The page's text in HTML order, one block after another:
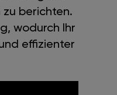
berichten.
wodurch Ihr
effizienter